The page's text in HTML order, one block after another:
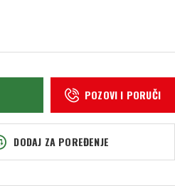
POZOVI I PORUČI
DODAJ ZA POREĐENJE